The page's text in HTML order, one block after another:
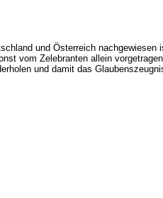
und Österreich nachgewiesen
vom Zelebranten allein
und damit das